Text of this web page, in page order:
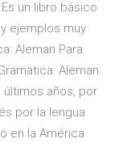
un libro básico
ejemplos muy
Aleman Para
Aleman
últimos años, por
por la lengua
en la América